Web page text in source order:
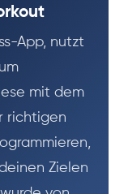
App, nutzt
mit dem
richtigen
Zielen